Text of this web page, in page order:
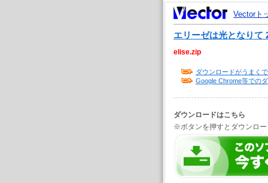
Vectorト
エリーゼは光となりて
elise.zip
ダウンロードがうまく
Google Chrome等での
ダウンロードはこちら
※ボタンを押すとダウンロ